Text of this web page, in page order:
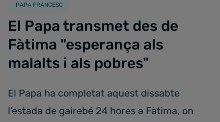
PAPA FRANCESC
El Papa transmet des de
Fàtima "esperança als
malalts i als pobres"
El Papa ha completat aquest dissabte
l'estada de gairebé 24 hores a Fàtima, on